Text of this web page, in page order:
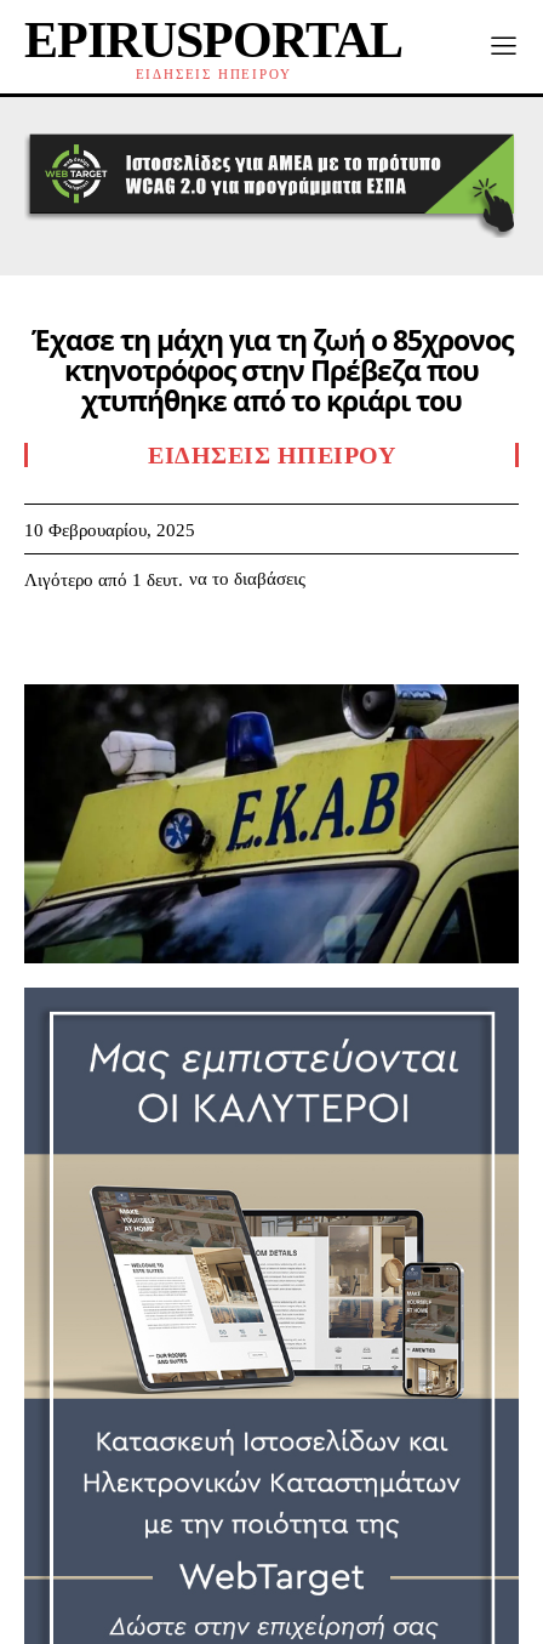
EPIRUSPORTAL
ΕΙΔΗΣΕΙΣ ΗΠΕΙΡΟΥ
Έχασε τη μάχη για τη ζωή ο 85χρονος
κτηνοτρόφος στην Πρέβεζα που
χτυπήθηκε από το κριάρι του
ΕΙΔΉΣΕΙΣ ΗΠΕΊΡΟΥ
10 Φεβρουαρίου, 2025
Λιγότερο από 1 δευτ. να το διαβάσεις